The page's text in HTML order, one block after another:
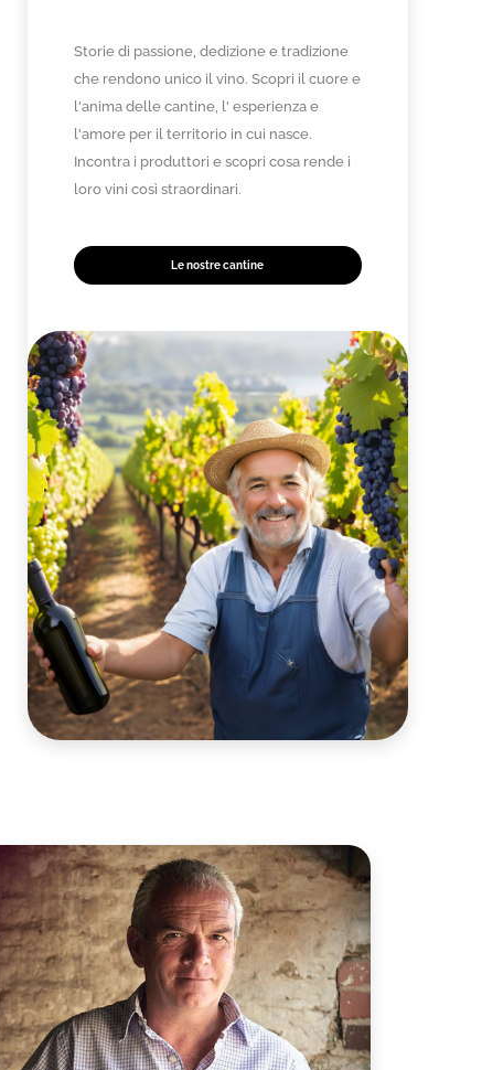
Storie di passione, dedizione e tradizione
che rendono unico il vino. Scopri il cuore e
l'anima delle cantine, l' esperienza e
l'amore per il territorio in cui nasce.
Incontra i produttori e scopri cosa rende i
loro vini così straordinari.
Le nostre cantine